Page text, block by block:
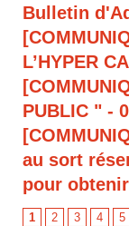
Bulletin
L’HYPER
PUBLIC " -
au sort
pour
1 2 3 4 5